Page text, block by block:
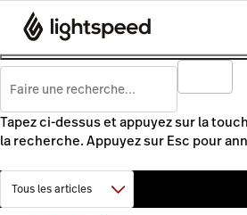
Tapez ci-dessus et appuyez sur la
la recherche. Appuyez sur Esc pour